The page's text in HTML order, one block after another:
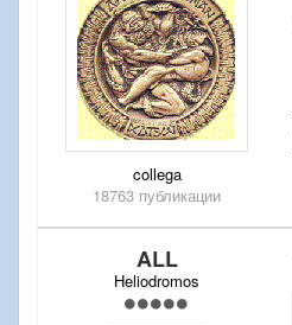
collega
18763 публикации
ALL
Heliodromos